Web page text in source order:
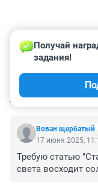
Вoван щербатый
Получай
задания!
17 июня 2025,
Требую статью
света восходит